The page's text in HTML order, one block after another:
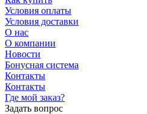
Условия оплаты
Условия доставки
О нас
О компании
Новости
Бонусная система
Контакты
Контакты
Где мой заказ?
Задать вопрос